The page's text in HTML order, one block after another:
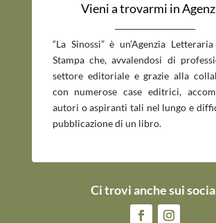
Vieni a trovarmi in
“La Sinossi” è un’Agenzia
Stampa che, avvalendosi di
settore editoriale e grazie alla
con numerose case editrici,
autori o aspiranti tali nel lungo e
pubblicazione di un libro.
Ci trovi anche sui